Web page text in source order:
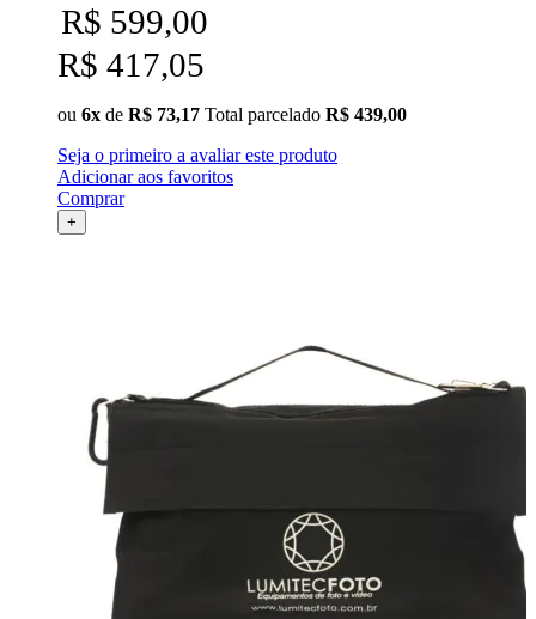
R$ 599,00
R$ 417,05
ou 6x de R$ 73,17 Total parcelado R$ 439,00
Seja o primeiro a avaliar este produto
Adicionar aos favoritos
Comprar
+